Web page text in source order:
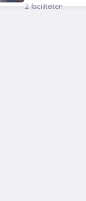
2 faciliteiten